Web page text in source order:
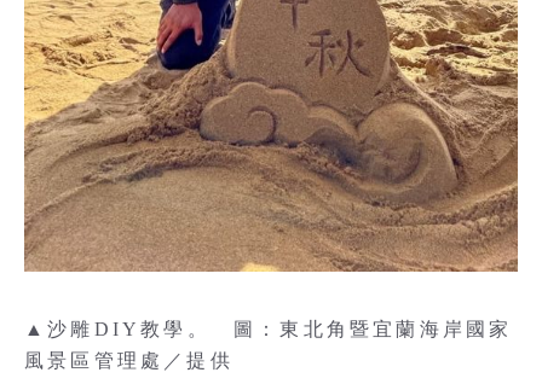
▲沙雕DIY教學。 圖：東北角暨宜蘭海岸國家
風景區管理處／提供